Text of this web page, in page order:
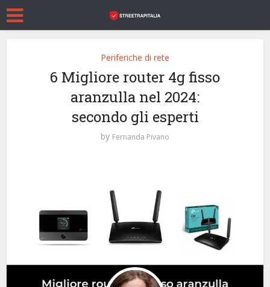
Periferiche di rete
6 Migliore router 4g fisso
aranzulla nel 2024:
secondo gli esperti
by Fernanda Pivano